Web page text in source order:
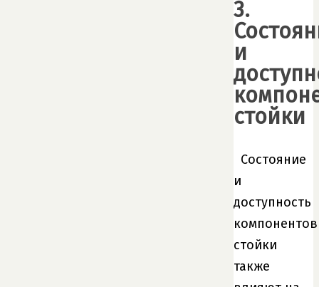
3.
и
стойки
Состояние
и
доступность
компонентов
стойки
также